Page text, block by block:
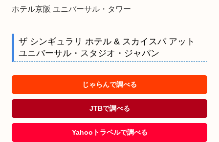
ホテル京阪 ユニバーサル・タワー
ザ シンギュラリ ホテル & スカイスパ アット
ユニバーサル・スタジオ・ジャパン
じゃらんで調べる
JTBで調べる
Yahooトラベルで調べる